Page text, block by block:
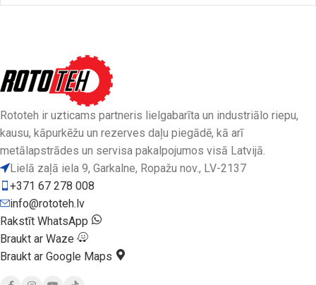
Rototeh ir uzticams partneris lielgabarīta un industriālo riepu,
kausu, kāpurkēžu un rezerves daļu piegādē, kā arī
metālapstrādes un servisa pakalpojumos visā Latvijā.
Lielā zaļā iela 9, Garkalne, Ropažu nov., LV-2137
+371 67 278 008
info@rototeh.lv
Rakstīt WhatsApp
Braukt ar Waze
Braukt ar Google Maps